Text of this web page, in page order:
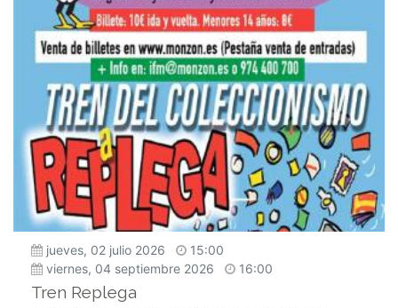
jueves, 02 julio 2026
15:00
viernes, 04 septiembre 2026
16:00
Tren Replega